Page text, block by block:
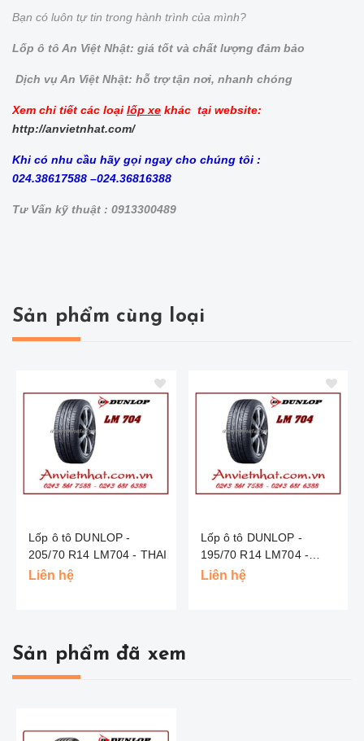
Bạn có luôn tự tin trong hành trình của mình?
Lốp ô tô An Việt Nhật: giá tốt và chất lượng đảm bảo
Dịch vụ An Việt Nhật: hỗ trợ tận nơi, nhanh chóng
Xem chi tiết các loại lốp xe khác tại website:
http://anvietnhat.com/
Khi có nhu cầu hãy gọi ngay cho chúng tôi :
024.38617588 –024.36816388
Tư Vấn kỹ thuật : 0913300489
Sản phẩm cùng loại
Lốp ô tô DUNLOP -
205/70 R14 LM704 - THAI
Liên hệ
Lốp ô tô DUNLOP -
195/70 R14 LM704 -
INDO
Liên hệ
Sản phẩm đã xem